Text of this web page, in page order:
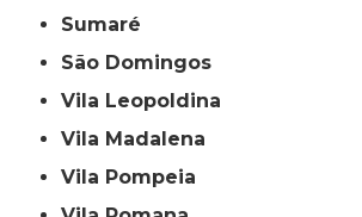
Sumaré
São Domingos
Vila Leopoldina
Vila Madalena
Vila Pompeia